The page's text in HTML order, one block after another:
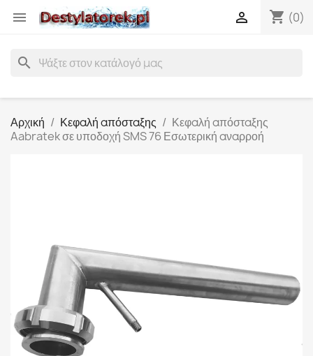
 shopping_cart (0)

search
Αρχική Κεφαλή απόσταξης
Κεφαλή απόσταξης
Aabratek σε υποδοχή SMS 76 Εσωτερική αναρροή